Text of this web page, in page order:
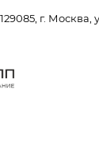
129085, г. Москва,